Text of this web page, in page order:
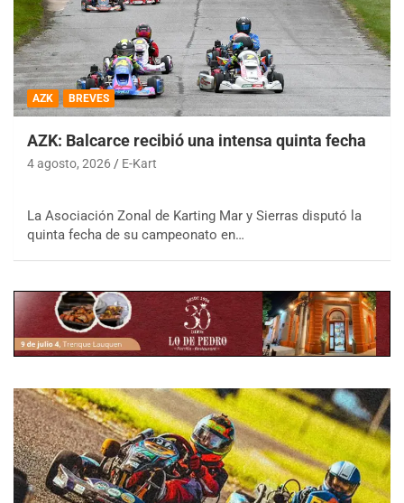
AZK BREVES
AZK: Balcarce recibió una intensa quinta fecha
4 agosto, 2026 E-Kart
La Asociación Zonal de Karting Mar y Sierras disputó la
quinta fecha de su campeonato en…